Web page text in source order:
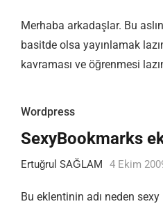
Merhaba arkadaşlar. Bu
basitde olsa yayınlamak
kavraması ve öğrenmesi
Wordpress
SexyBookmarks
Ertuğrul SAĞLAM 4 Ekim
Bu eklentinin adı neden